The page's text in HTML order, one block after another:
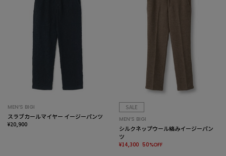
MEN’S BIGI
スラブカールマイヤー イージーパンツ
¥20,900
SALE
MEN’S BIGI
シルクネップウール絡みイージーパン
ツ
¥14,300 50%OFF